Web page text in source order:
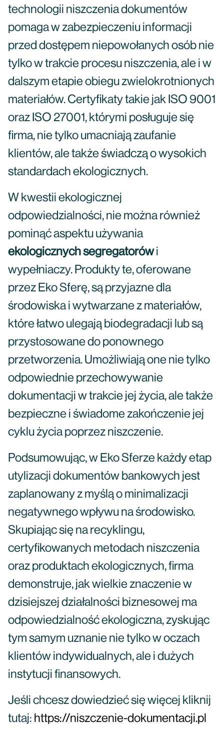
technologii niszczenia dokumentów
pomaga w zabezpieczeniu informacji
przed dostępem niepowołanych osób nie
tylko w trakcie procesu niszczenia, ale i w
dalszym etapie obiegu zwielokrotnionych
materiałów. Certyfikaty takie jak ISO 9001
oraz ISO 27001, którymi posługuje się
firma, nie tylko umacniają zaufanie
klientów, ale także świadczą o wysokich
standardach ekologicznych.
W kwestii ekologicznej
odpowiedzialności, nie można również
pominąć aspektu używania
ekologicznych segregatorówi
wypełniaczy. Produkty te, oferowane
przez Eko Sferę, są przyjazne dla
środowiska i wytwarzane z materiałów,
które łatwo ulegają biodegradacji lub są
przystosowane do ponownego
przetworzenia. Umożliwiają one nie tylko
odpowiednie przechowywanie
dokumentacji w trakcie jej życia, ale także
bezpieczne i świadome zakończenie jej
cyklu życia poprzez niszczenie.
Podsumowując, w Eko Sferze każdy etap
utylizacji dokumentów bankowych jest
zaplanowany z myślą o minimalizacji
negatywnego wpływu na środowisko.
Skupiając się na recyklingu,
certyfikowanych metodach niszczenia
oraz produktach ekologicznych, firma
demonstruje, jak wielkie znaczenie w
dzisiejszej działalności biznesowej ma
odpowiedzialność ekologiczna, zyskując
tym samym uznanie nie tylko w oczach
klientów indywidualnych, ale i dużych
instytucji finansowych.
Jeśli chcesz dowiedzieć się więcej kliknij
tutaj: https://niszczenie-dokumentacji.pl